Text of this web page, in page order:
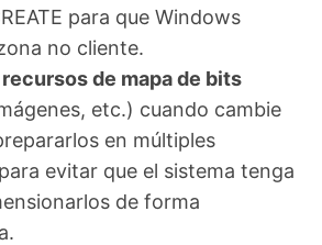
para que Windows
no cliente.
de mapa de bits
etc.) cuando cambie
en múltiples
evitar que el sistema tenga
de forma